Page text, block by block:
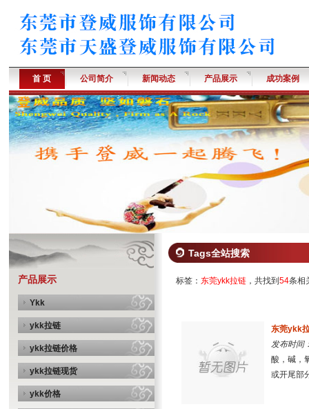
首 页 公司简介 新闻动态 产品展示 成功案例
产品展示
Ykk
ykk拉链
ykk拉链价格
ykk拉链现货
ykk价格
Tags全站搜索
标签： 东莞ykk拉链，共找到 54条相
东莞ykk
发布时间
酸，碱，
或开尾部